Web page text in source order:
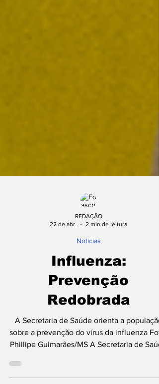
2 min de leitura
Influenza:
Prevenção
Redobrada
A Secretaria de Saúde orienta a população
sobre a prevenção do vírus da influenza
Phillipe Guimarães/MS A Secretaria de